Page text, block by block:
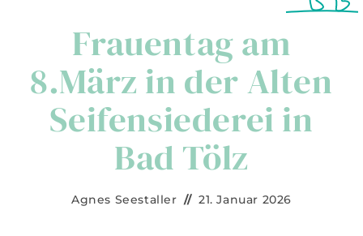
Frauentag am
8.März in der Alten
Seifensiederei in
Bad Tölz
Beitrags-
Agnes Seestaller
Beitrag
21. Januar 2026